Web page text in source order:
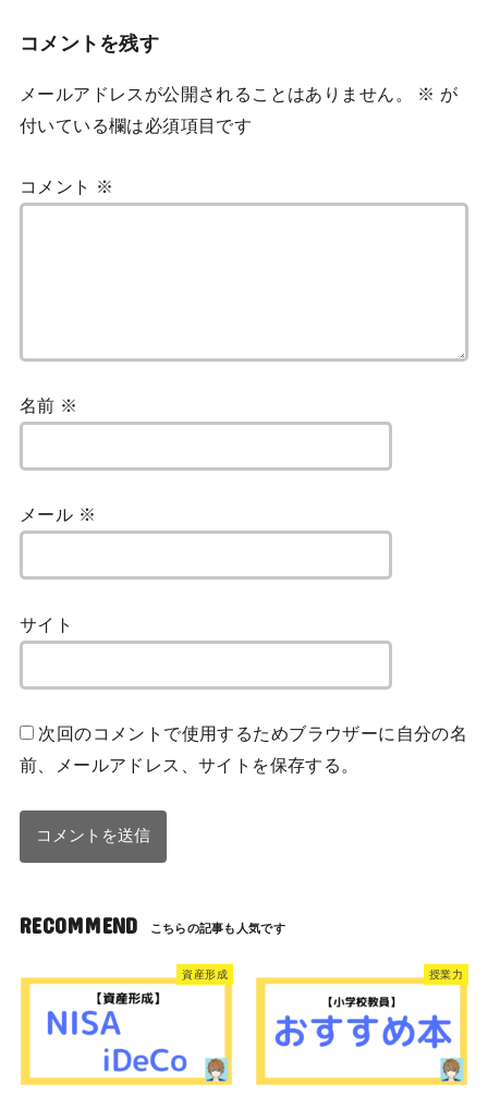
コメントを残す
メールアドレスが公開されることはありません。 ※ が
付いている欄は必須項目です
コメント ※
名前 ※
メール ※
サイト
次回のコメントで使用するためブラウザーに自分の名
前、メールアドレス、サイトを保存する。
RECOMMEND
資産形成 授業力